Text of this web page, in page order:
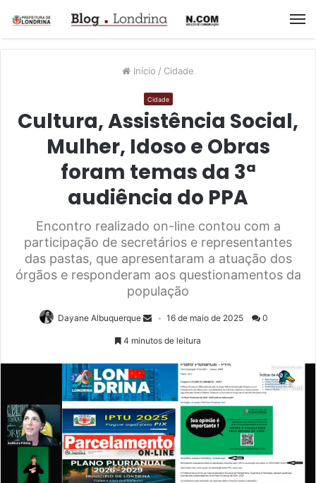
Início / Cidade
Cidade
Cultura, Assistência Social,
Mulher, Idoso e Obras
foram temas da 3ª
audiência do PPA
Encontro realizado on-line contou com a
participação de secretários e representantes
das pastas, que apresentaram a atuação dos
órgãos e responderam aos questionamentos da
população
Dayane Albuquerque 16 de maio de 2025 0
4 minutos de leitura